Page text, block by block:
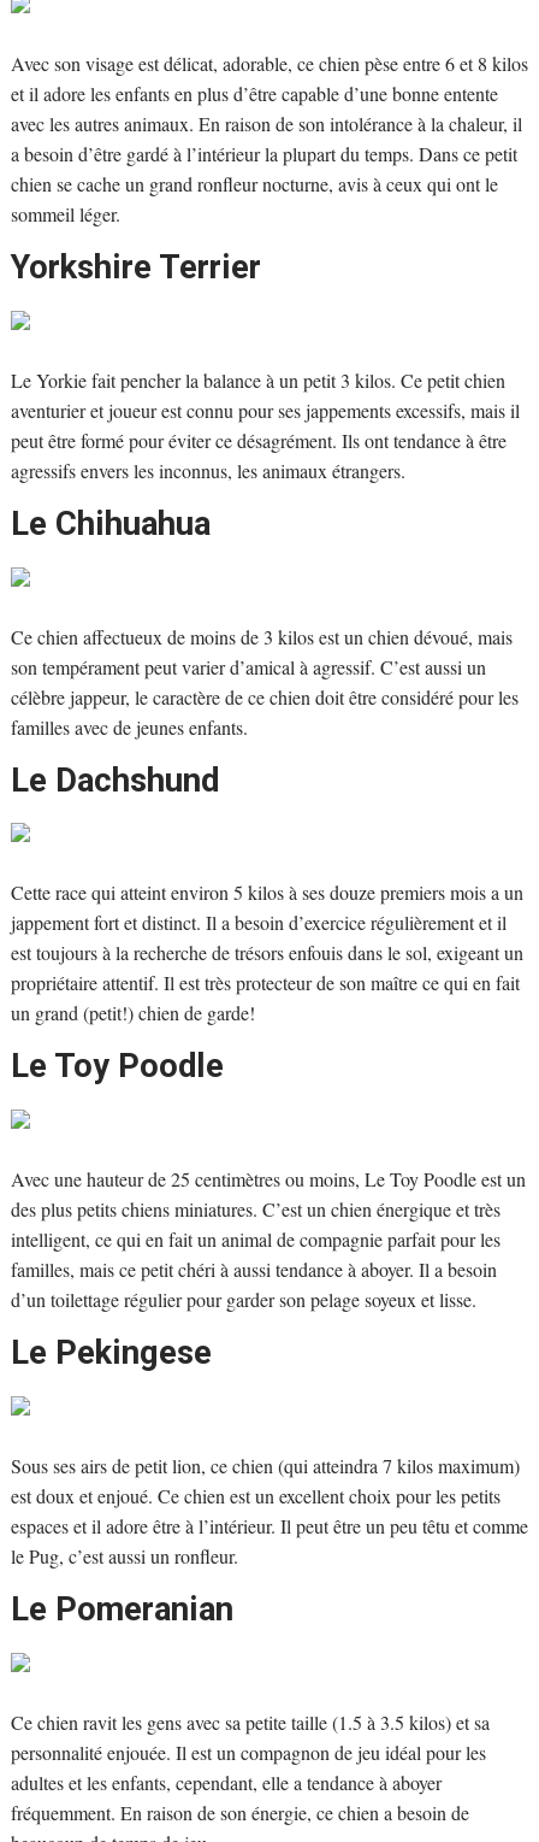
Avec son visage est délicat, adorable, ce chien pèse entre 6 et 8 kilos
et il adore les enfants en plus d’être capable d’une bonne entente
avec les autres animaux. En raison de son intolérance à la chaleur, il
a besoin d’être gardé à l’intérieur la plupart du temps. Dans ce petit
chien se cache un grand ronfleur nocturne, avis à ceux qui ont le
sommeil léger.
Yorkshire Terrier
Le Yorkie fait pencher la balance à un petit 3 kilos. Ce petit chien
aventurier et joueur est connu pour ses jappements excessifs, mais il
peut être formé pour éviter ce désagrément. Ils ont tendance à être
agressifs envers les inconnus, les animaux étrangers.
Le Chihuahua
Ce chien affectueux de moins de 3 kilos est un chien dévoué, mais
son tempérament peut varier d’amical à agressif. C’est aussi un
célèbre jappeur, le caractère de ce chien doit être considéré pour les
familles avec de jeunes enfants.
Le Dachshund
Cette race qui atteint environ 5 kilos à ses douze premiers mois a un
jappement fort et distinct. Il a besoin d’exercice régulièrement et il
est toujours à la recherche de trésors enfouis dans le sol, exigeant un
propriétaire attentif. Il est très protecteur de son maître ce qui en fait
un grand (petit!) chien de garde!
Le Toy Poodle
Avec une hauteur de 25 centimètres ou moins, Le Toy Poodle est un
des plus petits chiens miniatures. C’est un chien énergique et très
intelligent, ce qui en fait un animal de compagnie parfait pour les
familles, mais ce petit chéri à aussi tendance à aboyer. Il a besoin
d’un toilettage régulier pour garder son pelage soyeux et lisse.
Le Pekingese
Sous ses airs de petit lion, ce chien (qui atteindra 7 kilos maximum)
est doux et enjoué. Ce chien est un excellent choix pour les petits
espaces et il adore être à l’intérieur. Il peut être un peu têtu et comme
le Pug, c’est aussi un ronfleur.
Le Pomeranian
Ce chien ravit les gens avec sa petite taille (1.5 à 3.5 kilos) et sa
personnalité enjouée. Il est un compagnon de jeu idéal pour les
adultes et les enfants, cependant, elle a tendance à aboyer
fréquemment. En raison de son énergie, ce chien a besoin de